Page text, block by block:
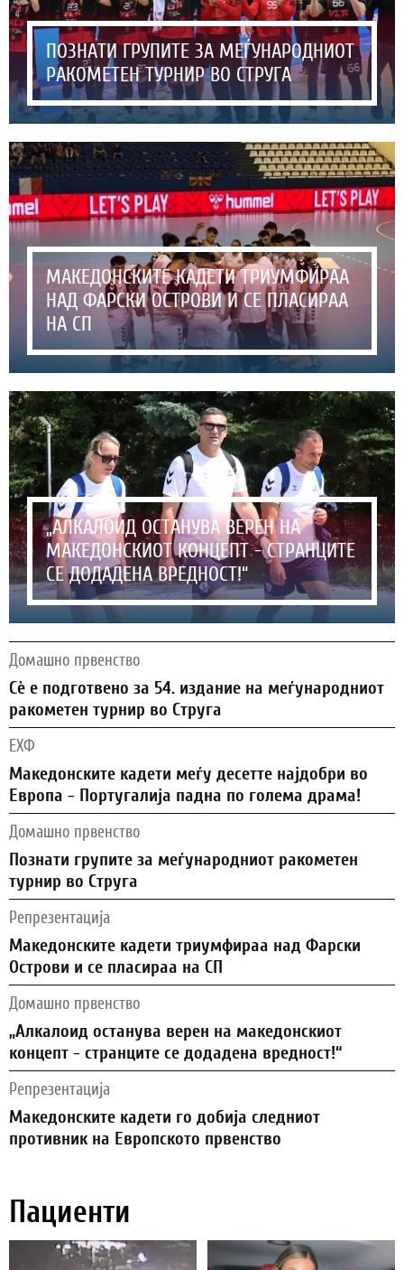
ПОЗНАТИ ГРУПИТЕ ЗА МЕЃУНАРОДНИОТ
РАКОМЕТЕН ТУРНИР ВО СТРУГА
МАКЕДОНСКИТЕ КАДЕТИ ТРИУМФИРАА
НАД ФАРСКИ ОСТРОВИ И СЕ ПЛАСИРАА
НА СП
„АЛКАЛОИД ОСТАНУВА ВЕРЕН НА
МАКЕДОНСКИОТ КОНЦЕПТ - СТРАНЦИТЕ
СЕ ДОДАДЕНА ВРЕДНОСТ!“
Домашно првенство
Сѐ е подготвено за 54. издание на меѓународниот
ракометен турнир во Струга
ЕХФ
Македонските кадети меѓу десетте најдобри во
Европа - Португалија падна по голема драма!
Домашно првенство
Познати групите за меѓународниот ракометен
турнир во Струга
Репрезентација
Македонските кадети триумфираа над Фарски
Острови и се пласираа на СП
Домашно првенство
„Алкалоид останува верен на македонскиот
концепт - странците се додадена вредност!“
Репрезентација
Македонските кадети го добија следниот
противник на Европското првенство
Пациенти